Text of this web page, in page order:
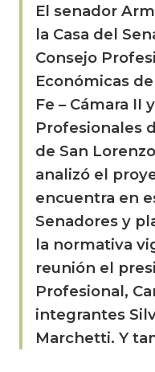
El senador
la Casa del
Consejo
Económicas
Fe – Cámara II
Profesionales
de San
analizó el
encuentra en
Senadores y
la normativa
reunión el
Profesional,
integrantes
Marchetti. Y